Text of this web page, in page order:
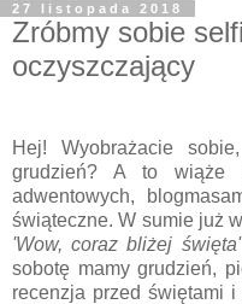
27 listopada 2018
Zróbmy sobie
oczyszczający
Hej! Wyobrażacie
grudzień? A to wiąże
adwentowych,
świąteczne. W sumie już
'Wow, coraz bliżej święta'
sobotę mamy grudzień,
recenzja przed świętami